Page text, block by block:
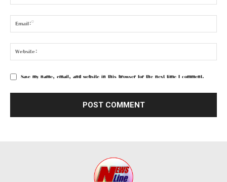
Save my name, email, and website in this browser for the next time I comment.